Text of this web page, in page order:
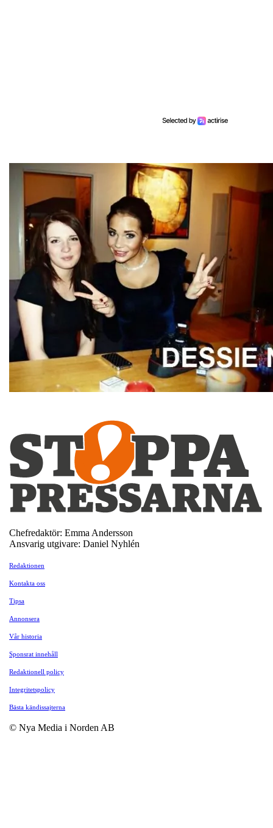
Chefredaktör: Emma Andersson
Ansvarig utgivare: Daniel Nyhlén
Redaktionen
Kontakta oss
Tipsa
Annonsera
Vår historia
Sponsrat innehåll
Redaktionell policy
Integritetspolicy
Bästa kändissajterna
© Nya Media i Norden AB